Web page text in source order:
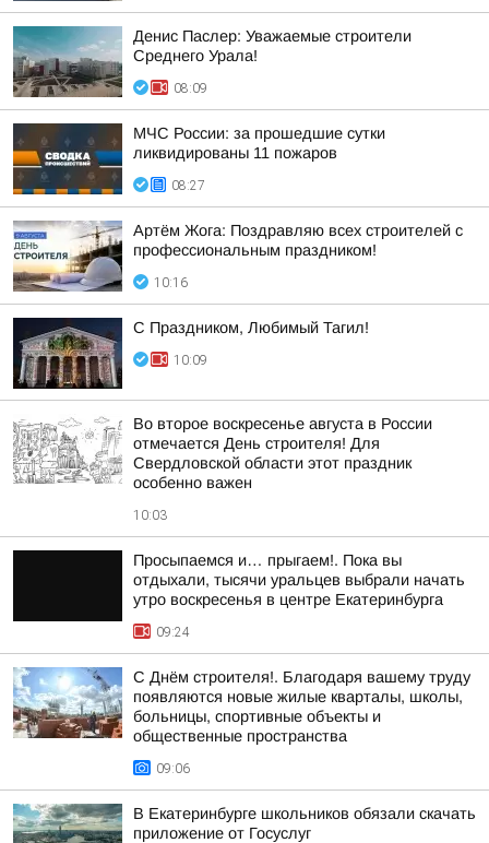
Денис Паслер: Уважаемые строители
Среднего Урала!
08:09
МЧС России: за прошедшие сутки
ликвидированы 11 пожаров
08:27
Артём Жога: Поздравляю всех строителей с
профессиональным праздником!
10:16
С Праздником, Любимый Тагил!
10:09
Во второе воскресенье августа в России
отмечается День строителя! Для
Свердловской области этот праздник
особенно важен
10:03
Просыпаемся и… прыгаем!. Пока вы
отдыхали, тысячи уральцев выбрали начать
утро воскресенья в центре Екатеринбурга
09:24
С Днём строителя!. Благодаря вашему труду
появляются новые жилые кварталы, школы,
больницы, спортивные объекты и
общественные пространства
09:06
В Екатеринбурге школьников обязали скачать
приложение от Госуслуг